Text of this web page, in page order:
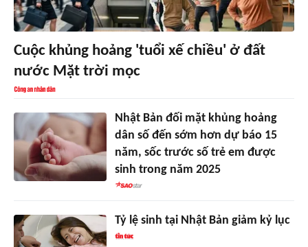
Cuộc khủng hoảng 'tuổi xế chiều' ở đất
nước Mặt trời mọc
Nhật Bản đối mặt khủng hoảng
dân số đến sớm hơn dự báo 15
năm, sốc trước số trẻ em được
sinh trong năm 2025
Tỷ lệ sinh tại Nhật Bản giảm kỷ lục